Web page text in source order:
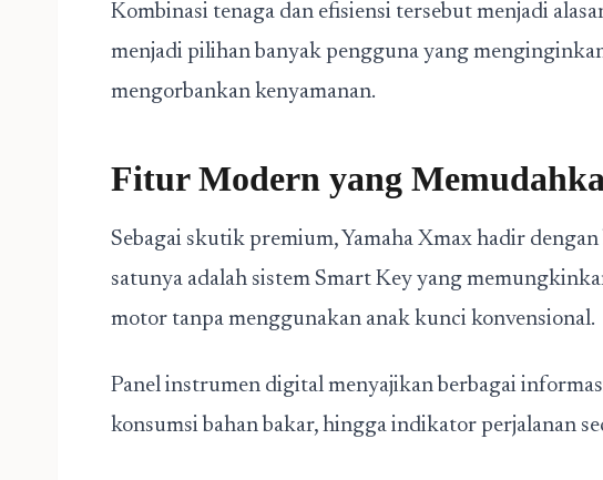
Kombinasi tenaga dan efisiensi tersebut menjadi
menjadi pilihan banyak pengguna yang
mengorbankan kenyamanan.
Fitur Modern yang
Sebagai skutik premium, Yamaha Xmax hadir
satunya adalah sistem Smart Key yang
motor tanpa menggunakan anak kunci konvensional.
Panel instrumen digital menyajikan berbagai
konsumsi bahan bakar, hingga indikator perjalanan